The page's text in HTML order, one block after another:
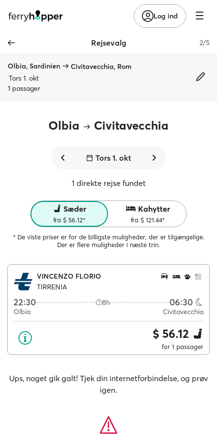
Log ind
Rejsevalg 2/5
Olbia, Sardinien
Civitavecchia, Rom
Tors 1. okt
1 passager
Olbia Civitavecchia
Tors 1. okt
1 direkte rejse fundet
Sæder
fra $ 56.12*
Kahytter
fra $ 121.44*
* De viste priser er for de billigste muligheder, der er tilgængelige.
Der er flere muligheder i næste trin.
VINCENZO FLORIO
TIRRENIA
22:30 8h 06:30
Olbia Civitavecchia
$ 56.12
for 1 passager
Ups, noget gik galt! Tjek din internetforbindelse, og prøv
igen.